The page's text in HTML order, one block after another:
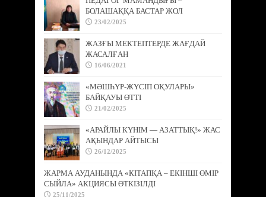
БОЛАШАҚҚА БАСТАР ЖОЛ
23/02/2025
ЖАЗҒЫ МЕКТЕПТЕРДЕ ЖАҒДАЙ
ЖАСАЛҒАН
16/06/2021
«МӘШҺҮР-ЖҮСІП ОҚУЛАРЫ»
БАЙҚАУЫ ӨТТІ
21/02/2025
«АРАЙЛЫ КҮНІМ — АЗАТТЫҚ!» ЖАС
АҚЫНДАР АЙТЫСЫ
26/12/2025
ЖАРМА АУДАНЫНДА «КІТАПҚА – ЕКІНШІ ӨМІР
СЫЙЛА» АКЦИЯСЫ ӨТКІЗІЛДІ
25/11/2025